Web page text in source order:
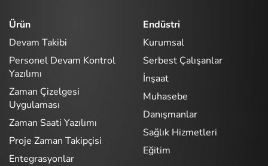
Ürün
Devam Takibi
Personel Devam Kontrol
Yazılımı
Zaman Çizelgesi
Uygulaması
Zaman Saati Yazılımı
Proje Zaman Takipçisi
Entegrasyonlar
Endüstri
Kurumsal
Serbest Çalışanlar
İnşaat
Muhasebe
Danışmanlar
Sağlık Hizmetleri
Eğitim